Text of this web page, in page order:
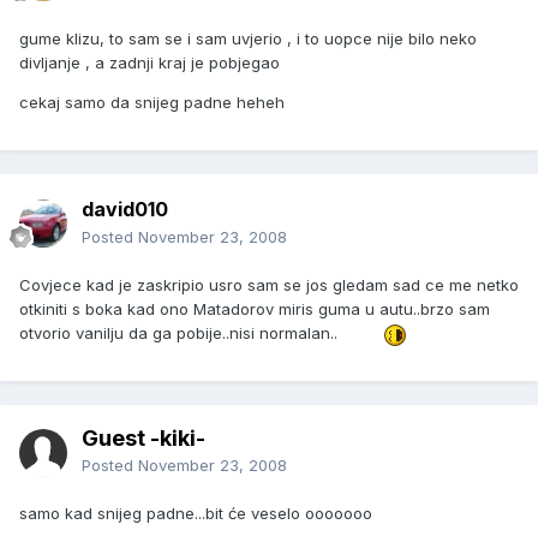
gume klizu, to sam se i sam uvjerio , i to uopce nije bilo neko
divljanje , a zadnji kraj je pobjegao
cekaj samo da snijeg padne heheh
david010
Posted November 23, 2008
Covjece kad je zaskripio usro sam se jos gledam sad ce me netko
otkiniti s boka kad ono Matadorov miris guma u autu..brzo sam
otvorio vanilju da ga pobije..nisi normalan..
Guest -kiki-
Posted November 23, 2008
samo kad snijeg padne...bit će veselo ooooooo